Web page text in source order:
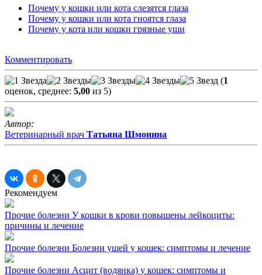
Почему у кошки или кота слезятся глаза
Почему у кошки или кота гноятся глаза
Почему у кота или кошки грязные уши
Комментировать
(1
оценок, среднее: 5,00 из 5)
Автор:
Ветеринарный врач Татьяна Шмонина
Рекомендуем
Прочие болезни У кошки в крови повышены лейкоциты:
причины и лечение
Прочие болезни Болезни ушей у кошек: симптомы и лечение
Прочие болезни Асцит (водянка) у кошек: симптомы и